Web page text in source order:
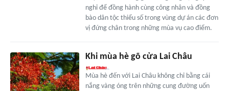
nghỉ để đồng hành cùng công nhân và đồng
bào dân tộc thiểu số trong vùng dự án các đơn
vị đứng chân trong những mùa vụ cao điểm.
Khi mùa hè gõ cửa Lai Châu
Mùa hè đến với Lai Châu không chỉ bằng cái
nắng vàng óng trên những cung đường uốn